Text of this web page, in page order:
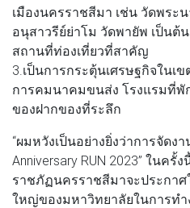
เมืองนครราชสีมา เช่น วัดพระ
อนุสาวรีย์ย่าโม วัดพายัพ เป็นต้
สถานที่ท่องเที่ยวที่สาคัญ
3.เป็นการกระตุ้นเศรษฐกิจในเ
การคมนาคมขนส่ง โรงแรมที่พั
ของฝากของที่ระลึก
“ผมหวังเป็นอย่างยิ่งว่าการจัดงา
Anniversary RUN 2023” ในค
ราชภัฏนครราชสีมาจะประกา
ใหญ่ของมหาวิทยาลัยในการท